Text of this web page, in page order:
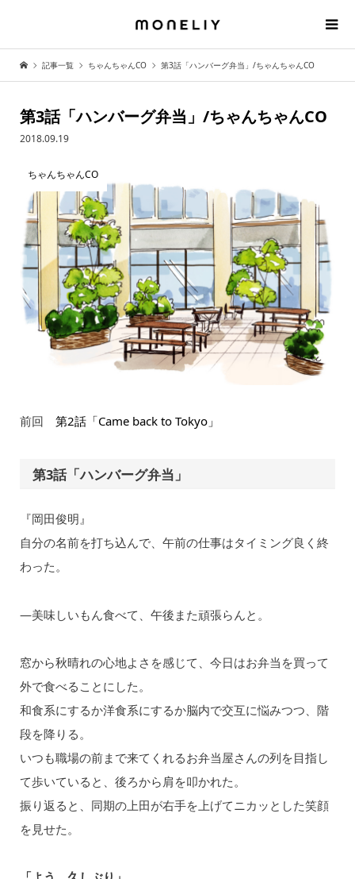
記事一覧 ちゃんちゃんCO 第3話「ハンバーグ弁当」/ちゃんちゃんCO
第3話「ハンバーグ弁当」/ちゃんちゃんCO
2018.09.19
ちゃんちゃんCO
前回 第2話「Came back to Tokyo」
第3話「ハンバーグ弁当」
『岡田俊明』
自分の名前を打ち込んで、午前の仕事はタイミング良く終
わった。
—美味しいもん食べて、午後また頑張らんと。
窓から秋晴れの心地よさを感じて、今日はお弁当を買って
外で⾷べることにした。
和⾷系にするか洋食系にするか脳内で交互に悩みつつ、階
段を降りる。
いつも職場の前まで来てくれるお弁当屋さんの列を⽬指し
て歩いていると、後ろから肩を叩かれた。
振り返ると、同期の上⽥が右手を上げてニカッとした笑顔
を見せた。